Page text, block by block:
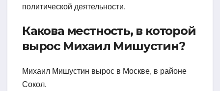
политической деятельности.
Какова местность, в которой
вырос Михаил Мишустин?
Михаил Мишустин вырос в Москве, в районе
Сокол.